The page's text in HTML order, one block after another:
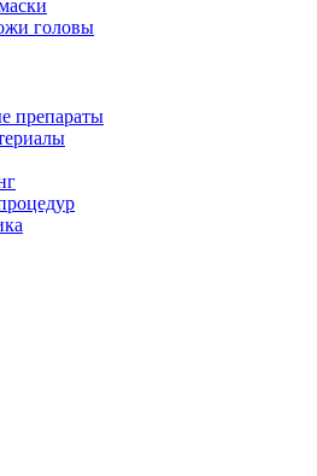
головы
препараты